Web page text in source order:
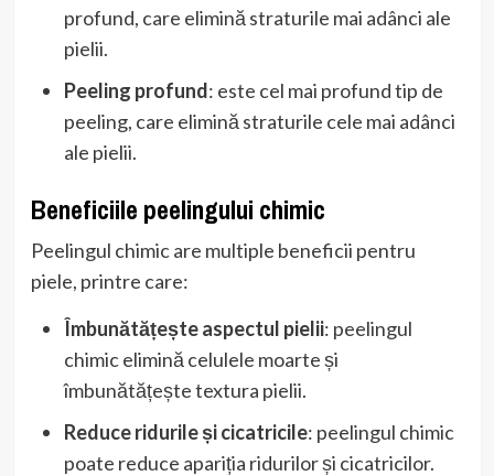
profund, care elimină straturile mai adânci ale
pielii.
Peeling profund: este cel mai profund tip de
peeling, care elimină straturile cele mai adânci
ale pielii.
Beneficiile peelingului chimic
Peelingul chimic are multiple beneficii pentru
piele, printre care:
Îmbunătățește aspectul pielii: peelingul
chimic elimină celulele moarte și
îmbunătățește textura pielii.
Reduce ridurile și cicatricile: peelingul chimic
poate reduce apariția ridurilor și cicatricilor.